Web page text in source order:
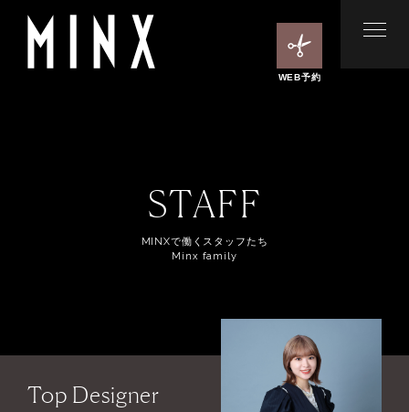
WEB予約
STAFF
MINXで働くスタッフたち
Minx family
Top Designer